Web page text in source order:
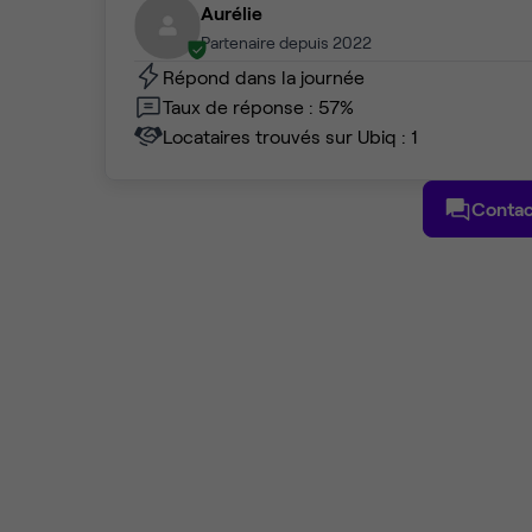
Aurélie
Partenaire depuis 2022
Répond dans la journée
Taux de réponse : 57%
Locataires trouvés sur Ubiq : 1